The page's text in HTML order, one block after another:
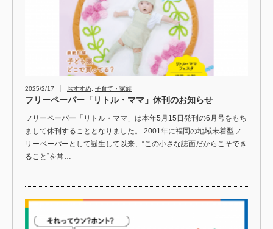
2025/2/17 おすすめ 子育て・家族
フリーペーパー「リトル・ママ」休刊のお知らせ
フリーペーパー「リトル・ママ」は本年5月15日発刊の6月号をもち
まして休刊することとなりました。 2001年に福岡の地域未着型フ
リーペーパーとして誕生して以来、“この小さな誌面だからこそでき
ること”を常…